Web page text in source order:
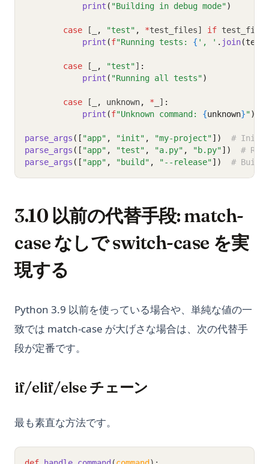
print ( "Building in debug mode")
case [_ , "test" , *test_files] if test_files
print (f"Running tests: { ', ' . join
case [_ , "test"] :
print ( "Running all tests")
case [_ , unknown, * _] :
print (f"Unknown command: {unknown}")
parse_args ([ "app" , "init" , "my-project"])
#
parse_args ([ "app" , "test" , "a.py" , "b.py"])
#
parse_args ([ "app" , "build" , "--release"]) #
3.10 以前の代替手段: match-
case なしで switch-case を実
現する
Python 3.9 以前を使っている場合や、単純な値の一
致では match-case が大げさな場合は、次の代替手
段が定番です。
if/elif/else チェーン
最も素直な方法です。